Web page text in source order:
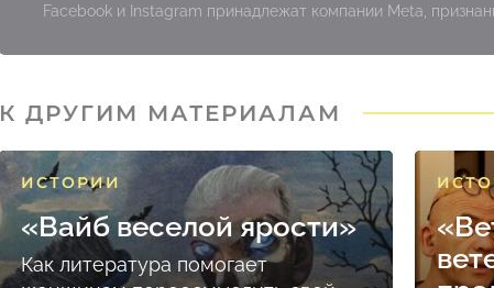
Facebook и Instagram принадлежат компании Meta,
К ДРУГИМ МАТЕРИАЛАМ
ИСТОРИИ
«Вайб веселой ярости»
Как литература помогает